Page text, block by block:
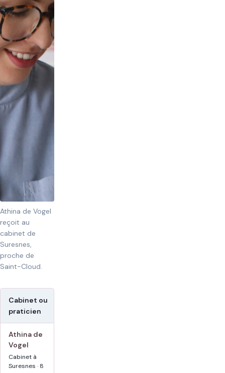
Athina de Vogel
reçoit au
cabinet de
Suresnes,
proche de
Saint-Cloud.
Cabinet ou
praticien
Athina de
Vogel
Cabinet à
Suresnes · 8